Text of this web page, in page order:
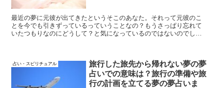
最近の夢に元彼が出てきたというそこのあなた。それって元彼のこ
とを今でも引きずっているっていうことなの？もうさっぱり忘れて
いたつもりなのにどうして？と気になっているのではないのでしょ
占い・スピリチュアル
旅行した旅先から帰れない夢の夢
占いでの意味は？旅行の準備や旅
行の計画を立てる夢の夢占いま